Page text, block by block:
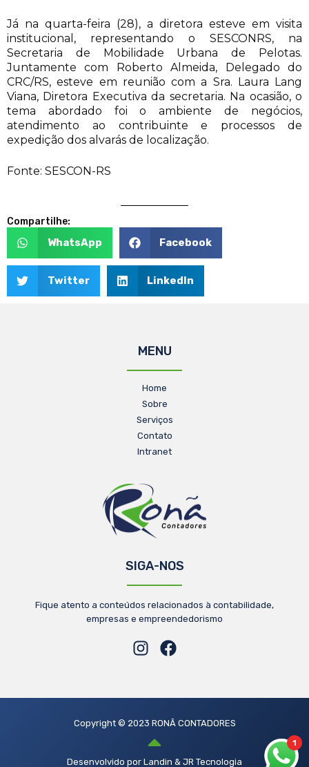
Já na quarta-feira (28), a diretora esteve em visita
institucional, representando o SESCONRS, na
Secretaria de Mobilidade Urbana de Pelotas.
Juntamente com Roberto Almeida, Delegado do
CRC/RS, esteve em reunião com a Sra. Laura Lang
Viana, Diretora Executiva da secretaria. Na ocasião, o
tema abordado foi o ambiente de negócios,
atendimento ao contribuinte e processos de
expedição dos alvarás de localização.
Fonte: SESCON-RS
Compartilhe:
WhatsApp Facebook
Twitter LinkedIn
MENU
Home
Sobre
Serviços
Contato
Intranet
SIGA-NOS
Fique atento a conteúdos relacionados à contabilidade,
empresas e empreendedorismo
Copyright © 2023 RONÃ CONTADORES
Desenvolvido por Landin & JR Tecnologia
1